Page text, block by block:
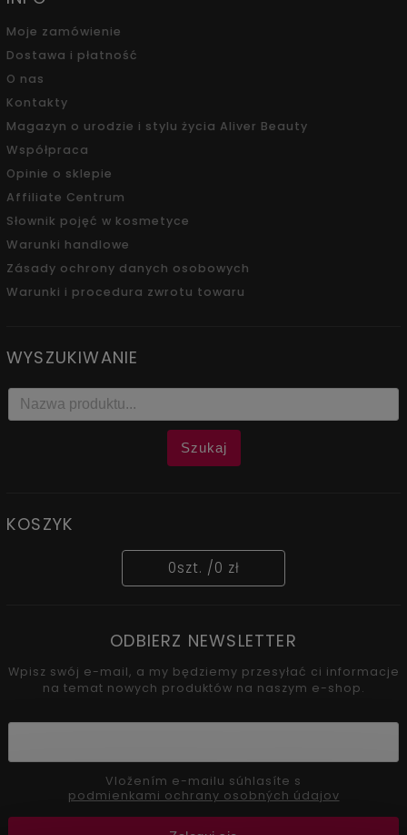
Moje zamówienie
Dostawa i płatność
O nas
Kontakty
Magazyn o urodzie i stylu życia Aliver Beauty
Współpraca
Opinie o sklepie
Affiliate Centrum
Słownik pojęć w kosmetyce
Warunki handlowe
Zásady ochrony danych osobowych
Warunki i procedura zwrotu towaru
WYSZUKIWANIE
Szukaj
KOSZYK
0szt. /0 zł
ODBIERZ NEWSLETTER
Wpisz swój e-mail, a my będziemy przesyłać ci informacje
na temat nowych produktów na naszym e-shop.
podmienkami ochrany osobných údajov